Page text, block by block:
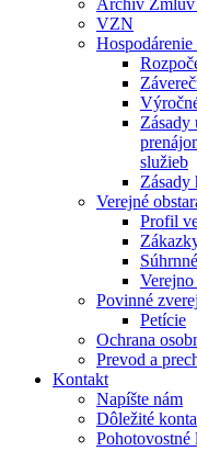
Archív Zmlúv
VZN
Hospodárenie
Zásady
služieb
Zásady
Verejné
Profil
Povinné
Petície
Ochrana
Prevod a
Kontakt
Napíšte nám
Dôležité
Pohotovostné